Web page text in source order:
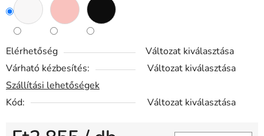
Elérhetőség
Változat kiválasztása
Várható kézbesítés:
Változat kiválasztása
Szállítási lehetőségek
Kód:
Változat kiválasztása